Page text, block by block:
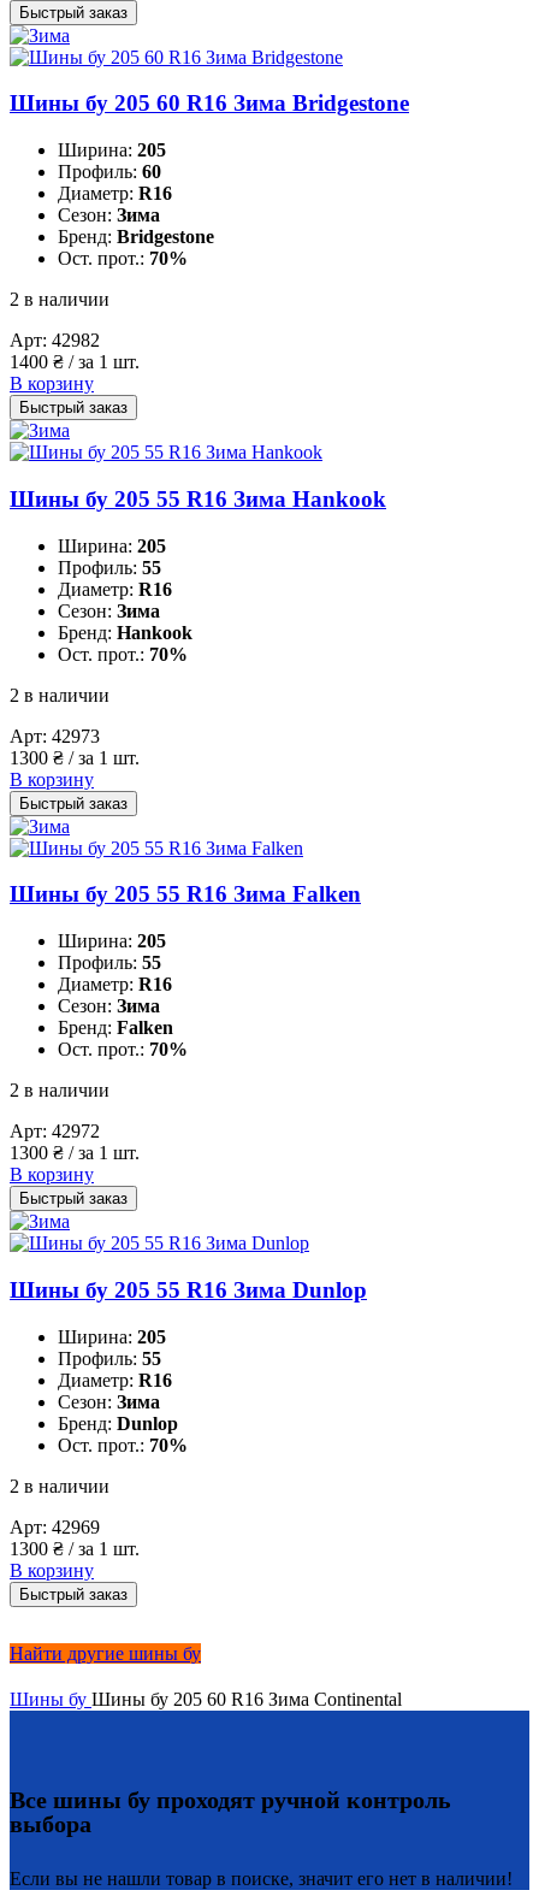
Быстрый заказ
Шины бу 205 60 R16 Зима Bridgestone
Ширина: 205
Профиль: 60
Диаметр: R16
Сезон: Зима
Бренд: Bridgestone
Ост. прот.: 70%
2 в наличии
Арт: 42982
1400 ₴ / за 1 шт.
В корзину
Быстрый заказ
Шины бу 205 55 R16 Зима Hankook
Ширина: 205
Профиль: 55
Диаметр: R16
Сезон: Зима
Бренд: Hankook
Ост. прот.: 70%
2 в наличии
Арт: 42973
1300 ₴ / за 1 шт.
В корзину
Быстрый заказ
Шины бу 205 55 R16 Зима Falken
Ширина: 205
Профиль: 55
Диаметр: R16
Сезон: Зима
Бренд: Falken
Ост. прот.: 70%
2 в наличии
Арт: 42972
1300 ₴ / за 1 шт.
В корзину
Быстрый заказ
Шины бу 205 55 R16 Зима Dunlop
Ширина: 205
Профиль: 55
Диаметр: R16
Сезон: Зима
Бренд: Dunlop
Ост. прот.: 70%
2 в наличии
Арт: 42969
1300 ₴ / за 1 шт.
В корзину
Быстрый заказ
Найти другие шины бу
Шины бу Шины бу 205 60 R16 Зима Continental
Все шины бу проходят ручной контроль
выбора
Если вы не нашли товар в поиске, значит его нет в наличии!